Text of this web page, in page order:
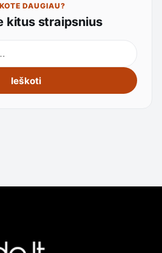
DAUGIAU?
kitus straipsnius
Ieškoti